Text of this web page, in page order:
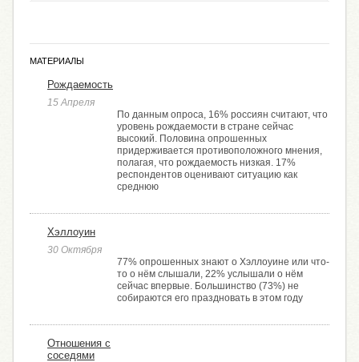
МАТЕРИАЛЫ
Рождаемость
15 Апреля
По данным опроса, 16% россиян считают, что
уровень рождаемости в стране сейчас
высокий. Половина опрошенных
придерживается противоположного мнения,
полагая, что рождаемость низкая. 17%
респондентов оценивают ситуацию как
среднюю
Хэллоуин
30 Октября
77% опрошенных знают о Хэллоуине или что-
то о нём слышали, 22% услышали о нём
сейчас впервые. Большинство (73%) не
собираются его праздновать в этом году
Отношения с
соседями